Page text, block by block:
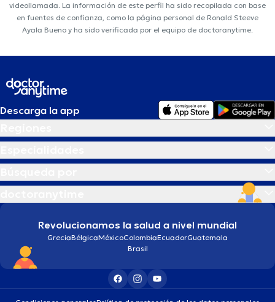
videollamada. La información de este perfil ha sido recopilada con base
en fuentes de confianza, como la página personal de Ronald Steeve
Ayala Bueno y ha sido verificada por el equipo de doctoranytime.
Descarga la app
Revolucionamos la salud a nivel mundial
GreciaBélgicaMéxicoColombiaEcuadorGuatemala
Brasil